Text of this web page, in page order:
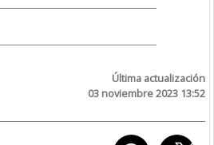
Última actualización
03 noviembre 2023 13:52